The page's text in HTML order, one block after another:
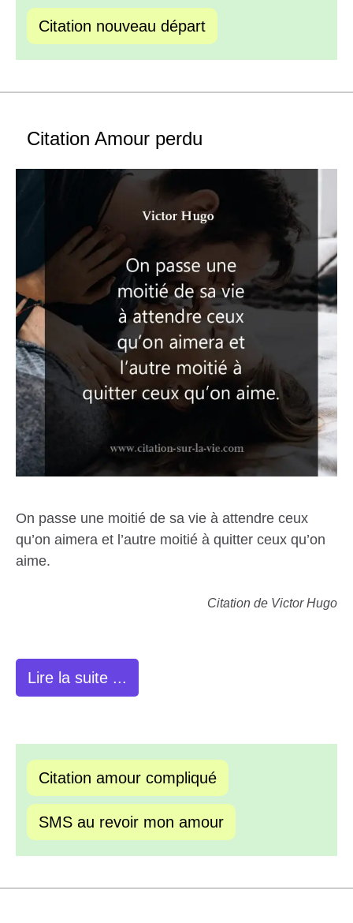
Citation nouveau départ
Citation Amour perdu
On passe une moitié de sa vie à attendre ceux
qu’on aimera et l’autre moitié à quitter ceux qu’on
aime.
Citation de Victor Hugo
Lire la suite ...
Citation amour compliqué
SMS au revoir mon amour